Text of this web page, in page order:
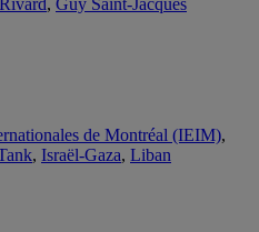
de Montréal (IEIM),
, Israël-Gaza, Liban